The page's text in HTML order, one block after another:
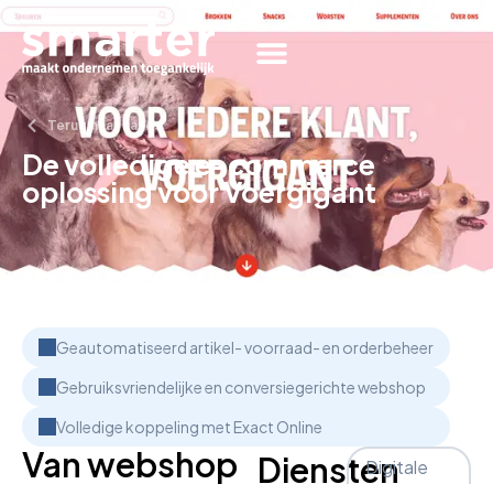
Terug naar cases
De volledige e-commerce
oplossing voor Voergigant
Geautomatiseerd artikel- voorraad- en orderbeheer
Gebruiksvriendelijke en conversiegerichte webshop
Volledige koppeling met Exact Online
Van webshop Diensten
Digitale